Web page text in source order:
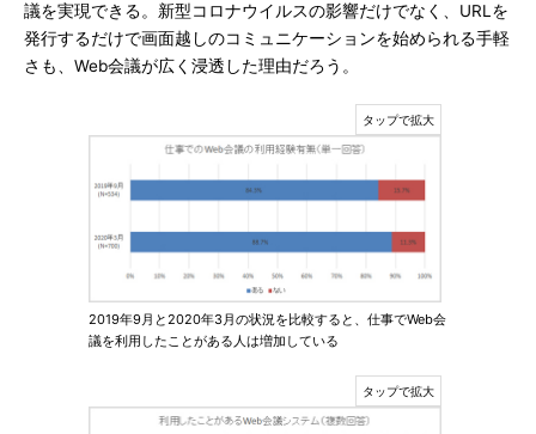
議を実現できる。新型コロナウイルスの影響だけでなく、URLを
発行するだけで画面越しのコミュニケーションを始められる手軽
さも、Web会議が広く浸透した理由だろう。
2019年9月と2020年3月の状況を比較すると、仕事でWeb会
議を利用したことがある人は増加している